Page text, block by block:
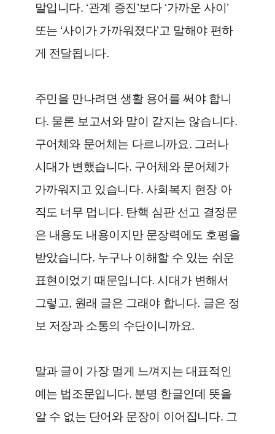
말입니다. ‘관계 증진’보다 ‘가까운 사이’
또는 ‘사이가 가까워졌다’고 말해야 편하
게 전달됩니다.
주민을 만나려면 생활 용어를 써야 합니
다. 물론 보고서와 말이 같지는 않습니다.
구어체와 문어체는 다르니까요. 그러나
시대가 변했습니다. 구어체와 문어체가
가까워지고 있습니다. 사회복지 현장 아
직도 너무 멉니다. 탄핵 심판 선고 결정문
은 내용도 내용이지만 문장력에도 호평을
받았습니다. 누구나 이해할 수 있는 쉬운
표현이었기 때문입니다. 시대가 변해서
그렇고, 원래 글은 그래야 합니다. 글은 정
보 저장과 소통의 수단이니까요.
말과 글이 가장 멀게 느껴지는 대표적인
예는 법조문입니다. 분명 한글인데 뜻을
알 수 없는 단어와 문장이 이어집니다. 그